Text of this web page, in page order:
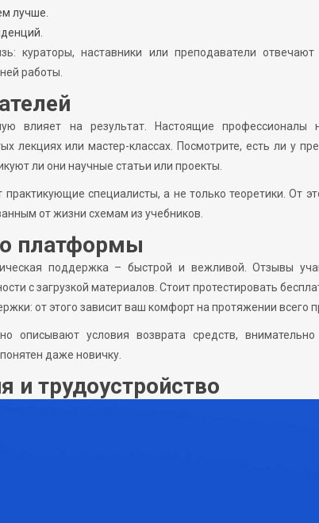
лучше.
кураторы, наставники или преподаватели
работы.
влияет на результат. Настоящие профессионалы
лекциях или мастер-классах. Посмотрите, есть ли у
ли они научные статьи или проекты.
специалисты, а не только теоретики. От
от жизни схемам из учебников.
платформы
поддержка – быстрой и вежливой. Отзывы
с загрузкой материалов. Стоит протестировать
от этого зависит ваш комфорт на протяжении всего
описывают условия возврата средств, внимательно
даже новичку.
и трудоустройство